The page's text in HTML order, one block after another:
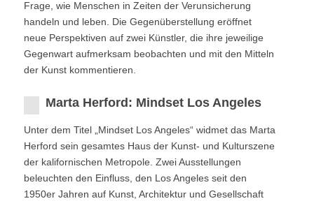
Frage, wie Menschen in Zeiten der Verunsicherung
handeln und leben. Die Gegenüberstellung eröffnet
neue Perspektiven auf zwei Künstler, die ihre jeweilige
Gegenwart aufmerksam beobachten und mit den Mitteln
der Kunst kommentieren.
Marta Herford: Mindset Los Angeles
Unter dem Titel „Mindset Los Angeles“ widmet das Marta
Herford sein gesamtes Haus der Kunst- und Kulturszene
der kalifornischen Metropole. Zwei Ausstellungen
beleuchten den Einfluss, den Los Angeles seit den
1950er Jahren auf Kunst, Architektur und Gesellschaft